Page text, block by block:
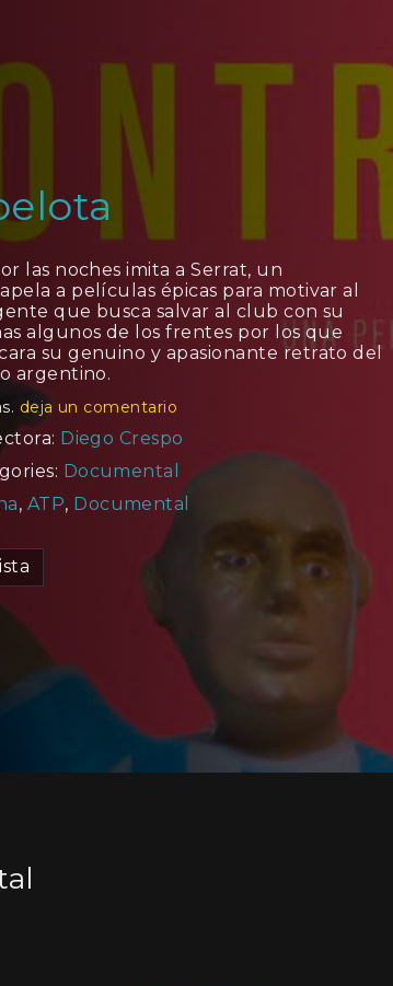
las noches imita a Serrat, un
a películas épicas para motivar al
que busca salvar al club con su
algunos de los frentes por los que
su genuino y apasionante retrato del
argentino.
deja un comentario
Diego Crespo
Documental
, ATP, Documental